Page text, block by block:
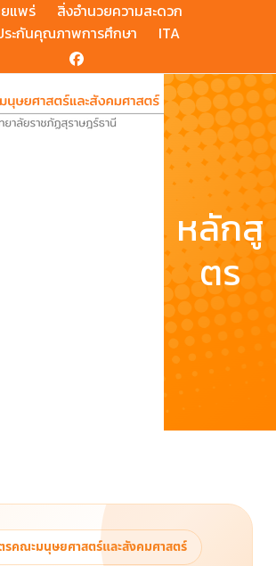
แพร่
สิ่งอำนวยความสะดวก
ระกันคุณภาพการศึกษา
ITA
Facebook
หลักสู
ตร
คณะมนุษยศาสตร์และสังคมศาสตร์